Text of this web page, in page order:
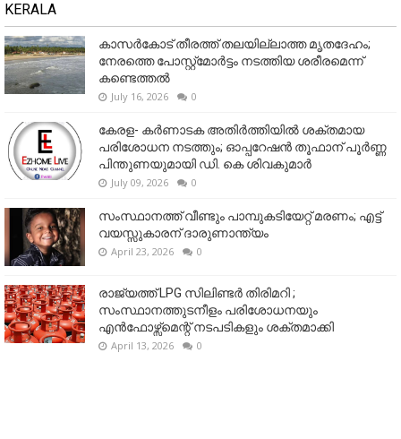
KERALA
കാസർകോട് തീരത്ത് തലയില്ലാത്ത മൃതദേഹം;
നേരത്തെ പോസ്റ്റ്‌മോർട്ടം നടത്തിയ ശരീരമെന്ന്
കണ്ടെത്തൽ
July 16, 2026 0
കേരള- കർണാടക അതിർത്തിയിൽ ശക്തമായ
പരിശോധന നടത്തും; ഓപ്പറേഷൻ തൂഫാന് പൂർണ്ണ
പിന്തുണയുമായി ഡി. കെ ശിവകുമാർ
July 09, 2026 0
സംസ്ഥാനത്ത് വീണ്ടും പാമ്പുകടിയേറ്റ് മരണം; എട്ട്
വയസ്സുകാരന് ദാരുണാന്ത്യം
April 23, 2026 0
രാജ്യത്ത് LPG സിലിണ്ടർ തിരിമറി ;
സംസ്ഥാനത്തുടനീളം പരിശോധനയും
എൻഫോഴ്സ്മെന്റ് നടപടികളും ശക്തമാക്കി
April 13, 2026 0